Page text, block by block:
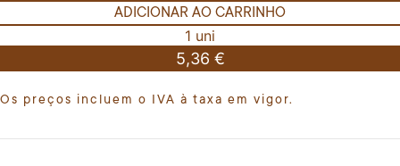
ADICIONAR AO CARRINHO
1 uni
5,36 €
Os preços incluem o IVA à taxa em vigor.